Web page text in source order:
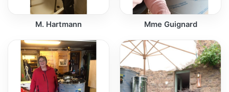
M. Hartmann Mme Guignard